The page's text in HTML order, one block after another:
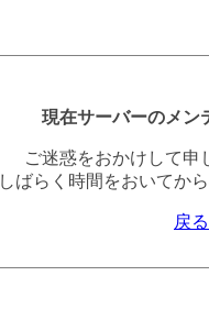
現在サーバーのメン
ご迷惑をおかけして申
しばらく時間をおいてか
戻る